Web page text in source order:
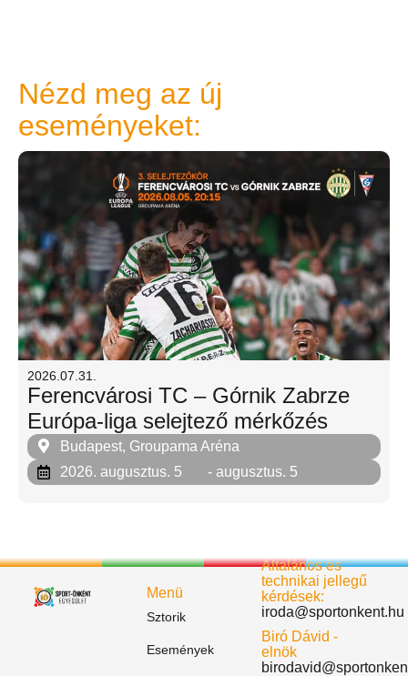
Nézd meg az új
eseményeket:
2026.07.31.
Ferencvárosi TC – Górnik Zabrze
Európa-liga selejtező mérkőzés
Budapest, Groupama Aréna
2026. augusztus. 5
- augusztus. 5
Menü
Sztorik
Események
Általános és
technikai jellegű
kérdések:
iroda@sportonkent.hu
Biró Dávid -
elnök